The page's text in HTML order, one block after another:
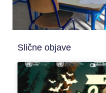
Slične objave